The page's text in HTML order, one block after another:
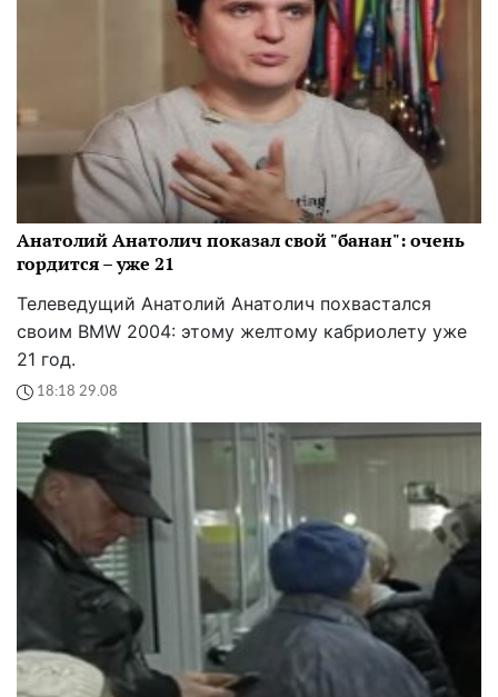
Анатолий Анатолич показал свой "банан": очень
гордится – уже 21
Телеведущий Анатолий Анатолич похвастался
своим BMW 2004: этому желтому кабриолету уже
21 год.
18:18 29.08